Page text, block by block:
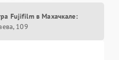
Fujifilm в Махачкале:
109